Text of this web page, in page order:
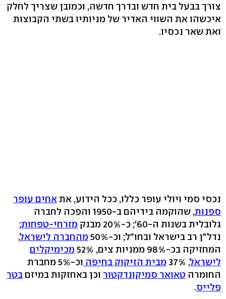
צורך בבעל בית חדש ובדרך חדשה, וכמובן שצריך לחלק
איכשהו את השווי האדיר של מניותיו בשתי הקבוצות
ואת שאר נכסיו.
נכסי סמי ויולי עופר כללו, ככל הידוע, אתאחים עופר
ספנות
, שהוקמה בידיהם ב-1950 והפכה לחברה
גלובלית בשנות ה-60'; כ-20% מבנק
מזרחי-טפחות;
נדל"ן רב בישראל ובחו"ל; וכ-50%
מהחברה לישראל,
המחזיקה בכ-98% ממניות צים, 52%
מכימיקלים
לישראל, 37% מבית הזיקוק בחיפה
וכ-5% מחברת
החומרה טאואר סמיקונדקטור וכן באחזקות במיזם בטר
פלייס.